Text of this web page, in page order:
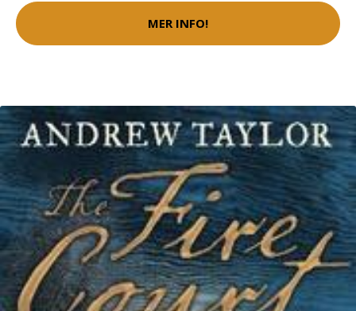
MER INFO!